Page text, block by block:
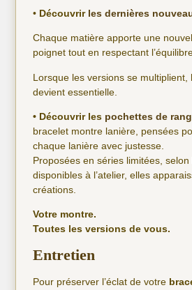
• Découvrir les dernières
Chaque matière apporte une
poignet tout en respectant
Lorsque les versions se multiplient,
devient essentielle.
• Découvrir les pochettes de
bracelet montre lanière, pensées
chaque lanière avec justesse.
Proposées en séries limitées,
disponibles à l’atelier, elles
créations.
Votre montre.
Toutes les versions de vous.
Entretien
Pour préserver l’éclat de votre